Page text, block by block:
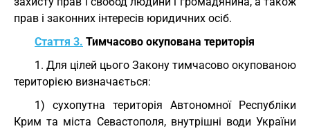
прав і законних інтересів юридичних осіб.
Стаття 3. Тимчасово окупована територія
1. Для цілей цього Закону тимчасово окупованою
територією визначається:
1) сухопутна територія Автономної Республіки
Крим та міста Севастополя, внутрішні води України